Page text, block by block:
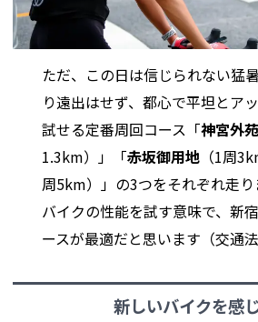
ただ、この日は信じられない猛
り遠出はせず、都心で平坦とア
試せる定番周回コース「神宮外苑
1.3km）」「赤坂御用地 （1周
周5km）」の3つをそれぞれ走り
バイクの性能を試す意味で、新
ースが最適だと思います（交通
新しいバイクを感